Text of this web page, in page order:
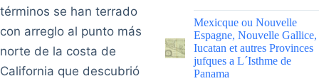
términos se han terrado
con arreglo al punto más
norte de la costa de
California que descubrió
|
Mexicque ou Nouvelle
Espagne, Nouvelle Gallice,
Iucatan et autres Provinces
jufques a L´Isthme de
Panama